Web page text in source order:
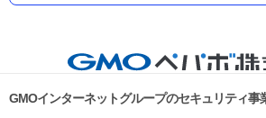
GMOインターネットグループのセキュリティ事